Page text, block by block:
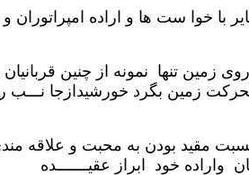
با خوا ست ها و اراده
تنها نمونه از چنین قربانیان
یکی از افرادیست که در قـرن سوم (14 فبروری
خود ابراز عقیـــــــده